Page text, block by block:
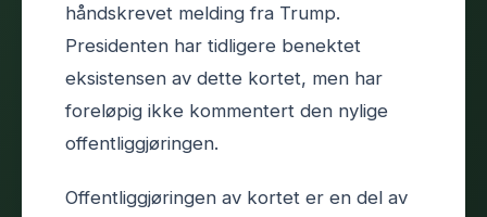
håndskrevet melding fra Trump.
Presidenten har tidligere benektet
eksistensen av dette kortet, men har
foreløpig ikke kommentert den nylige
offentliggjøringen.
Offentliggjøringen av kortet er en del av